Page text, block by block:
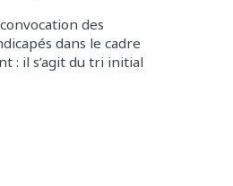
des
dans le cadre
: il s’agit du tri initial